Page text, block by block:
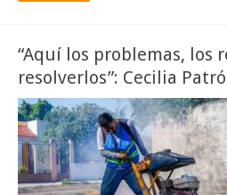
“Aquí los problemas, los
resolverlos”: Cecilia